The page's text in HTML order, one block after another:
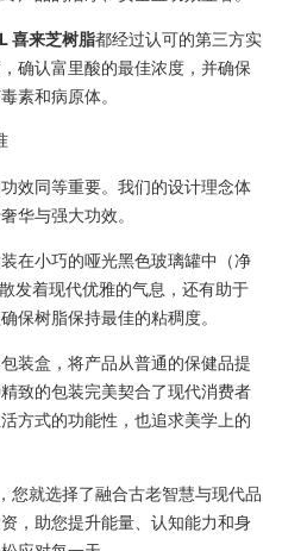
喜来芝树脂都经过认可的第三方实
确认富里酸的最佳浓度，并确保
素和病原体。
效同等重要。我们的设计理念体
华与强大功效。
在小巧的哑光黑色玻璃罐中（净
发着现代优雅的气息，还有助于
保树脂保持最佳的粘稠度。
装盒，将产品从普通的保健品提
致的包装完美契合了现代消费者
方式的功能性，也追求美学上的
，您就选择了融合古老智慧与现代品
，助您提升能量、认知能力和身